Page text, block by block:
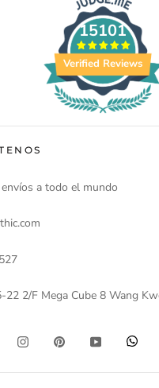
15101
Verified Reviews
a todo el mundo
22 2/F Mega Cube 8 Wang